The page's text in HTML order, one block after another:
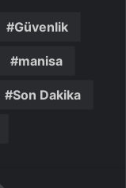
Güvenlik
manisa
Son Dakika